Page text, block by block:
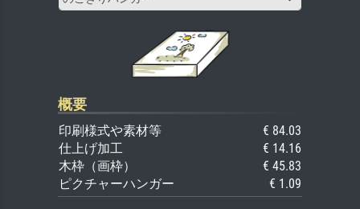
概要
印刷様式や素材等
€ 84.03
仕上げ加工
€ 14.16
木枠（画枠）
€ 45.83
ピクチャーハンガー
€ 1.09